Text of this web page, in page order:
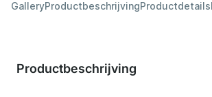
GalleryProductbeschrijvingProductdetails
Productbeschrijving